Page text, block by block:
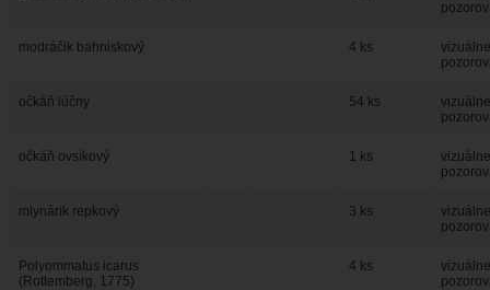
modráčik bahniskový 4 ks
vizuálne
očkáň lúčny 54 ks
vizuálne
očkáň ovsíkový 1 ks
vizuálne
mlynárik repkový 3 ks
vizuálne
Polyommatus icarus
(Rottemberg, 1775)
4 ks
vizuálne